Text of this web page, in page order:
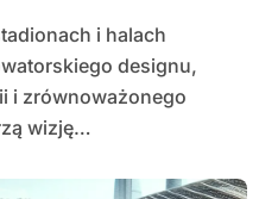
designu,
i zrównoważonego
wizję…